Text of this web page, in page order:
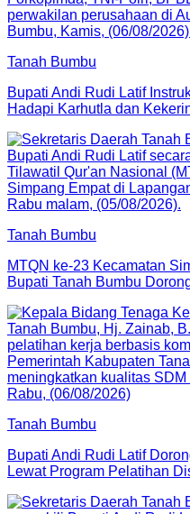
Tanah Bumbu
Bupati Andi Rudi Latif
Hadapi Karhutla dan
Tanah Bumbu
MTQN ke-23 Kecamatan
Bupati Tanah Bumbu
Tanah Bumbu
Bupati Andi Rudi Latif
Lewat Program Pelatihan